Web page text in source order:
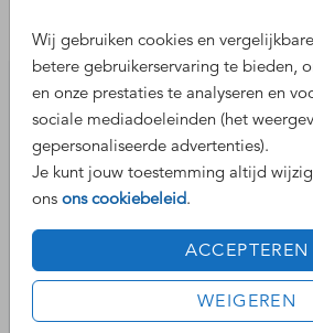
Wij gebruiken cookies en
betere gebruikerservaring te bieden,
en onze prestaties te analyseren en
sociale mediadoeleinden (het
gepersonaliseerde advertenties).
Je kunt jouw toestemming altijd
ons ons cookiebeleid.
ACCEPTEREN
WEIGEREN
Nog meer leuke ontwerpen